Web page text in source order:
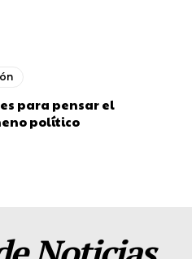
para pensar el
político